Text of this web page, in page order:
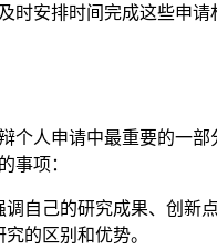
时安排时间完成这些申请
个人申请中最重要的一部
事项：
自己的研究成果、创新
的区别和优势。